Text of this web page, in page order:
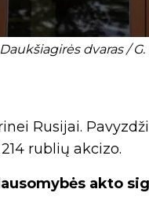
Daukšiagirės dvaras /
Rusijai.
rublių akcizo.
akto